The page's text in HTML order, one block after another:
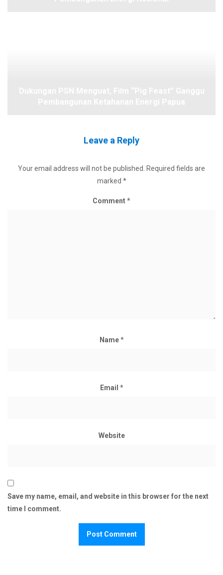
Leave a Reply
Your email address will not be published.
Required fields are
marked *
Comment*
Name*
Email *
Website
Save my name, email, and website in this browser for the next
time I comment.